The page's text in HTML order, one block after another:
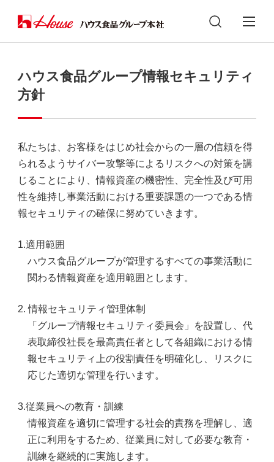
ハウス⾷品グループ情報セキュリティ
方針
私たちは、お客様をはじめ社会からの一層の信頼を得
られるようサイバー攻撃等によるリスクへの対策を講
じることにより、情報資産の機密性、完全性及び可用
性を維持し事業活動における重要課題の一つである情
報セキュリティの確保に努めていきます。
適用範囲
ハウス食品グループが管理するすべての事業活動に
関わる情報資産を適用範囲とします。
情報セキュリティ管理体制
「グループ情報セキュリティ委員会」を設置し、代
表取締役社長を最高責任者として各組織における情
報セキュリティ上の役割責任を明確化し、リスクに
応じた適切な管理を行います。
従業員への教育・訓練
情報資産を適切に管理する社会的責務を理解し、適
正に利用をするため、従業員に対して必要な教育・
訓練を継続的に実施します。